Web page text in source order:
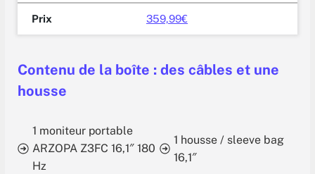
Prix 359,99€
Contenu de la boîte : des câbles et une
housse
1 moniteur portable
ARZOPA Z3FC 16,1″ 180
Hz
1 housse / sleeve bag
16,1″